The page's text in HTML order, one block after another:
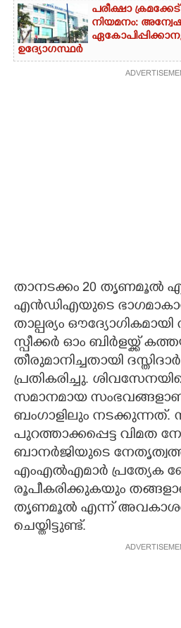
പരീക്ഷാ
നിയമനം:
ഉദ്യോഗസ്ഥർ
താനടക്കം 20 തൃണമൂൽ
എൻഡിഎയുടെ
താല്പര്യം
സ്പീക്കർ ഓം ബിർളയ്ക്ക്
തീരുമാനിച്ചതായി
പ്രതികരിച്ചു.
സമാനമായ
ബംഗാളിലും
പുറത്താക്കപ്പെട്ട വിമത
ബാനർജിയുടെ
എംഎൽഎമാർ പ്രത്യേക
രൂപീകരിക്കുകയും
തൃണമൂൽ എന്ന്
ചെയ്തിട്ടുണ്ട്.